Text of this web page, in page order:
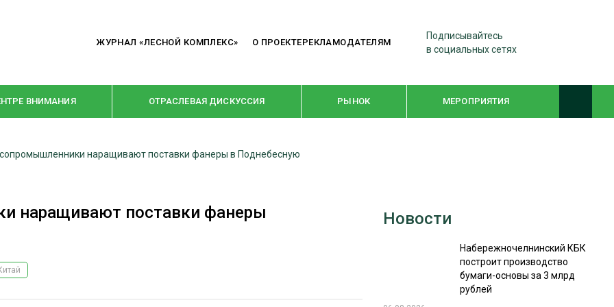
ЖУРНАЛ «ЛЕСНОЙ КОМПЛЕКС» О ПРОЕКТЕРЕКЛАМОДАТЕЛЯМ
Подписывайтесь
в социальных сетях
ВНИМАНИЯ ОТРАСЛЕВАЯ ДИСКУССИЯ РЫНОК МЕРОПРИЯТИЯ
РУБРИКИ
КРУПНЫМ ПЛАНОМ WOODEX-2021
СУШКА ДРЕВЕСИНЫ
наращивают поставки фанеры в Поднебесную
наращивают поставки фанеры
Новости
Набережночелнинский КБК
построит производство
бумаги-основы за 3 млрд
рублей